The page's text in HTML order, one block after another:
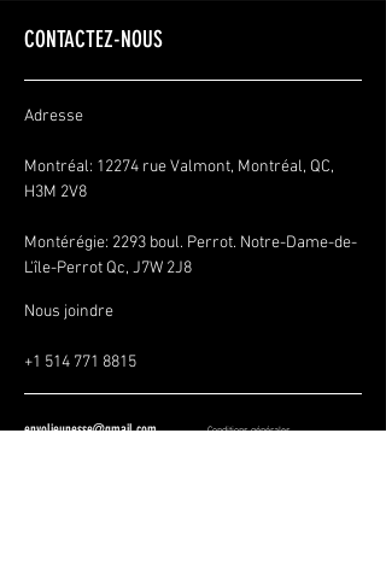
CONTACTEZ-NOUS
Adresse
Montréal: 12274 rue Valmont, Montréal, QC,
H3M 2V8
Montérégie: 2293 boul. Perrot. Notre-Dame-de-
L'île-Perrot Qc, J7W 2J8
Nous joindre
+1 514 771 8815
envoljeunesse@gmail.com
Conditions générales